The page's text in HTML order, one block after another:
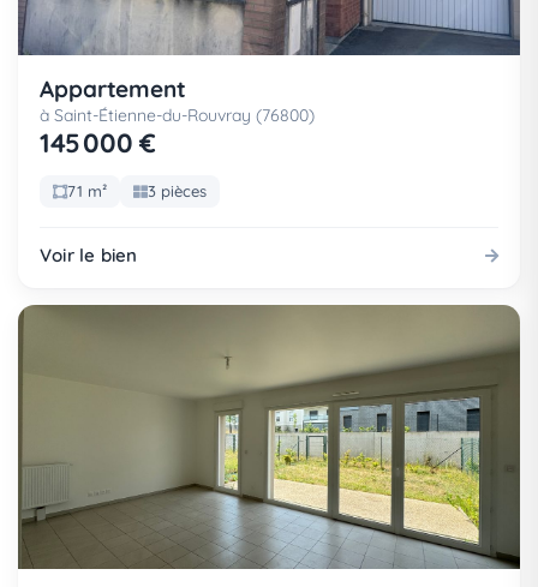
Appartement
à Saint-Étienne-du-Rouvray (76800)
145 000 €
71 m² 3 pièces
Voir le bien